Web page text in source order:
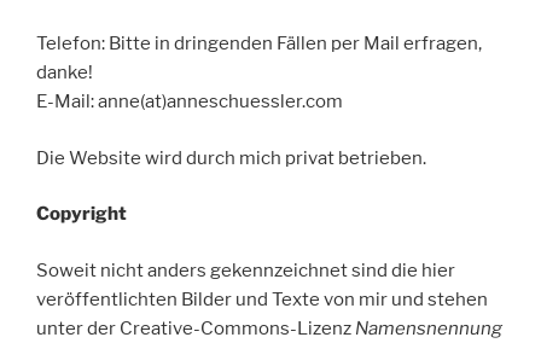
Telefon: Bitte in dringenden Fällen per Mail erfragen,
danke!
E-Mail: anne(at)anneschuessler.com
Die Website wird durch mich privat betrieben.
Copyright
Soweit nicht anders gekennzeichnet sind die hier
veröffentlichten Bilder und Texte von mir und stehen
unter der Creative-Commons-Lizenz Namensnennung